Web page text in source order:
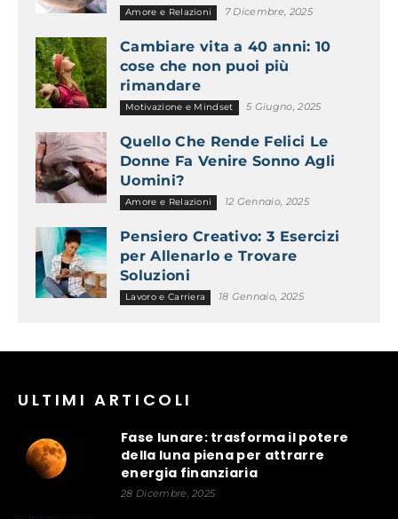
Amore e Relazioni 7 Dicembre, 2025
Cambiare vita a 40 anni: 10
cose che non puoi più
rimandare
Motivazione e Mindset 5 Giugno, 2025
Quello Che Rende Felici Le
Donne Fa Venire Sonno Agli
Uomini?
Amore e Relazioni 12 Gennaio, 2025
Pensiero Creativo: 3 Esercizi
per Allenarlo e Trovare
Soluzioni
Lavoro e Carriera 18 Gennaio, 2025
ULTIMI ARTICOLI
Fase lunare: trasforma il potere
della luna piena per attrarre
energia finanziaria
28 Dicembre, 2025